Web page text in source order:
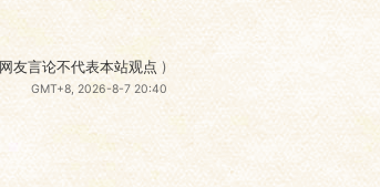
网友言论不代表本站观点 )
GMT+8, 2026-8-7 20:40